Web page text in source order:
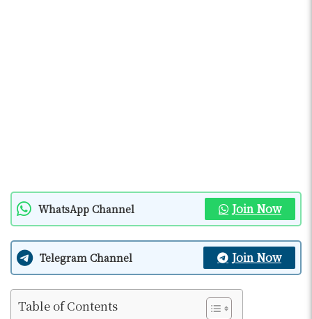
WhatsApp Channel Join Now
Telegram Channel Join Now
Table of Contents